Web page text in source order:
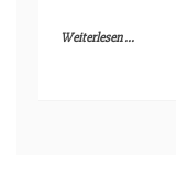
Weiterlesen ...